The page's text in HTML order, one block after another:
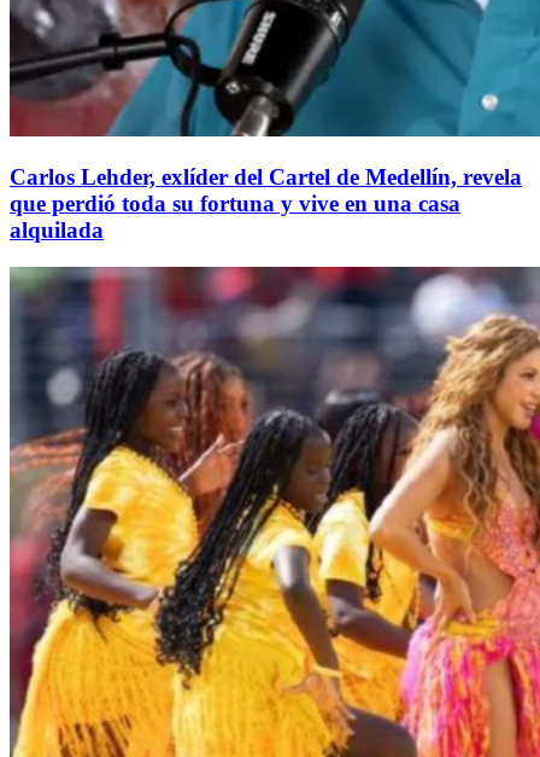
Carlos Lehder, exlíder del Cartel de Medellín, revela
que perdió toda su fortuna y vive en una casa
alquilada